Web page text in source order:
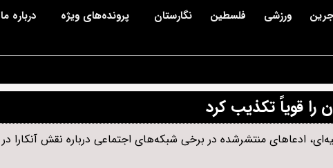
ورزشی فلسطین نگارستان پرونده‌های ویژه درباره ما
را قویاً تکذیب کرد
ادعاهای منتشرشده در برخی شبکه‌های اجتماعی درباره نقش آنکارا در